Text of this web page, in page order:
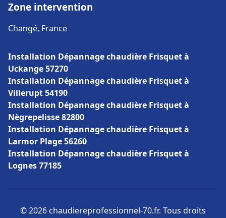
Zone intervention
Changé, France
Installation Dépannage chaudière Frisquet à
Uckange 57270
Installation Dépannage chaudière Frisquet à
Villerupt 54190
Installation Dépannage chaudière Frisquet à
Nègrepelisse 82800
Installation Dépannage chaudière Frisquet à
Larmor Plage 56260
Installation Dépannage chaudière Frisquet à
Lognes 77185
© 2026 chaudiereprofessionnel-70.fr. Tous droits